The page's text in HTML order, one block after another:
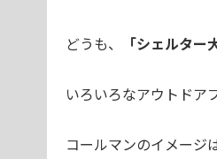
どうも、 「シェルター
いろいろなアウトドア
コールマンのイメージ